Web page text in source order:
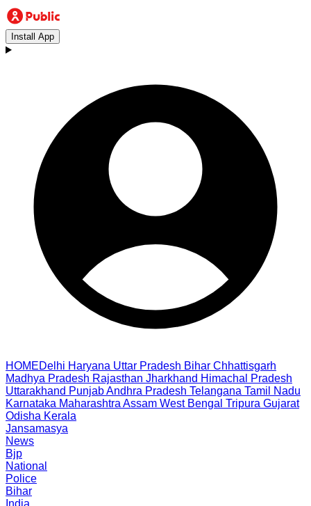
Install App
HOMEDelhi Haryana Uttar Pradesh Bihar Chhattisgarh
Madhya Pradesh Rajasthan Jharkhand Himachal Pradesh
Uttarakhand PunjabAndhra Pradesh Telangana Tamil Nadu
Karnataka Maharashtra Assam West Bengal Tripura Gujarat
Odisha Kerala
Jansamasya
News
Bjp
National
Police
Bihar
India